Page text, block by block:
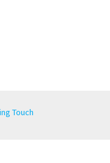
Touch